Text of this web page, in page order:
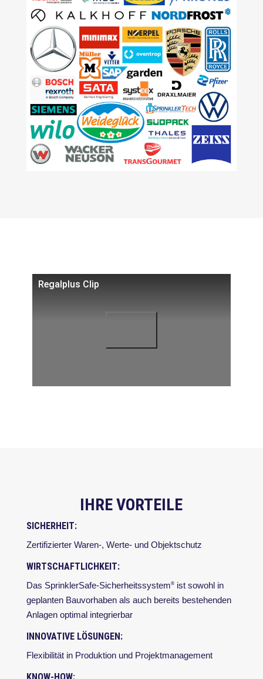
Regalplus Clip
IHRE VORTEILE
SICHERHEIT:
Zertifizierter Waren-, Werte- und Objektschutz
WIRTSCHAFTLICHKEIT:
Das SprinklerSafe-Sicherheitssystem®ist sowohl in
geplanten Bauvorhaben als auch bereits bestehenden
Anlagen optimal integrierbar
INNOVATIVE LÖSUNGEN:
Flexibilität in Produktion und Projektmanagement
KNOW-HOW: